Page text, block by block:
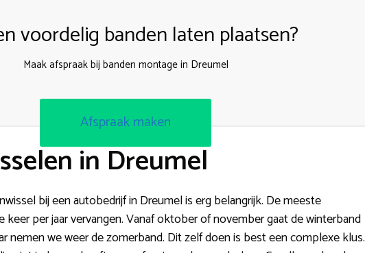
voordelig banden laten plaatsen?
Maak afspraak bij banden montage in Dreumel
Afspraak maken
in Dreumel
bij een autobedrijf in Dreumel is erg belangrijk. De meeste
per jaar vervangen. Vanaf oktober of november gaat de winterband
nemen we weer de zomerband. Dit zelf doen is best een complexe klus.